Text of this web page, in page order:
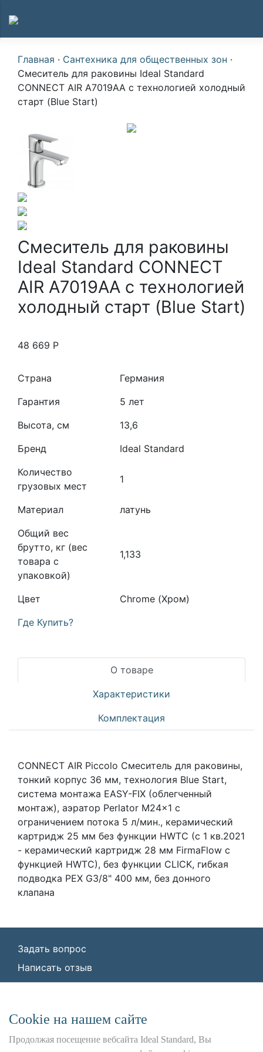
Главная · Сантехника для общественных зон ·
Смеситель для раковины Ideal Standard
CONNECT AIR A7019AA с технологией холодный
старт (Blue Start)
Смеситель для раковины
Ideal Standard CONNECT
AIR A7019AA с технологией
холодный старт (Blue Start)
48 669 Р
Страна
Германия
Гарантия
5 лет
Высота, см
13,6
Бренд
Ideal Standard
Количество
грузовых мест
1
Материал
латунь
Общий вес
брутто, кг (вес
товара с
упаковкой)
1,133
Цвет
Chrome (Хром)
Где Купить?
О товаре
Характеристики
Комплектация
CONNECT AIR Piccolo Смеситель для раковины,
тонкий корпус 36 мм, технология Blue Start,
система монтажа EASY-FIX (облегченный
монтаж), аэратор Perlator M24x1 с
ограничением потока 5 л/мин., керамический
картридж 25 мм без функции HWTC (с 1 кв.2021
- керамический картридж 28 мм FirmaFlow с
функцией HWTC), без функции CLICK, гибкая
подводка PEX G3/8" 400 мм, без донного
клапана
Задать вопрос
Написать отзыв
7736342535, КПП: 772501001, ОГРН:
1227700443266,
Сookie на нашем сайте
Продолжая посещение вебсайта Ideal Standard, Вы